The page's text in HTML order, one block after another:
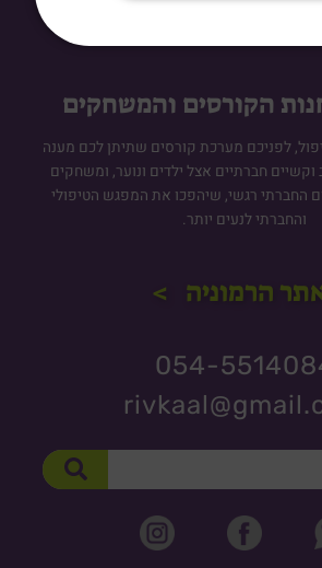
הקורסים והמשחקים
לפניכם מערכת קורסים שתיתן לכם מענה
חברתיים אצל ילדים ונוער, ומשחקים
החברתי רגשי, שיהפכו את המפגש הטיפולי
והחברתי לנעים יותר.
הרמוניה >
054-